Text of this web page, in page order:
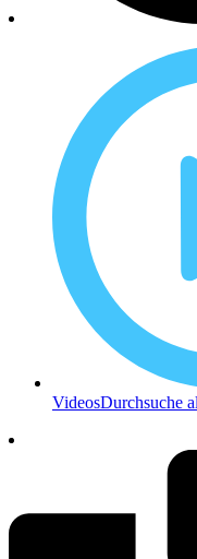
VideosDurchsuche